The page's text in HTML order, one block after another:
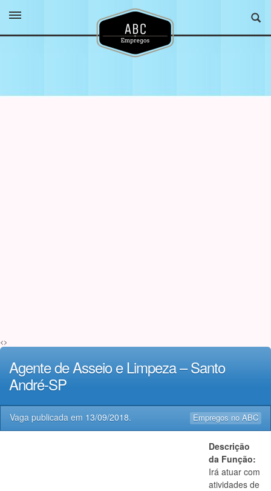
<>
Agente de Asseio e Limpeza – Santo
André-SP
Empregos no ABC
Vaga publicada em 13/09/2018.
Descrição
da Função:
Irá atuar com
atividades de